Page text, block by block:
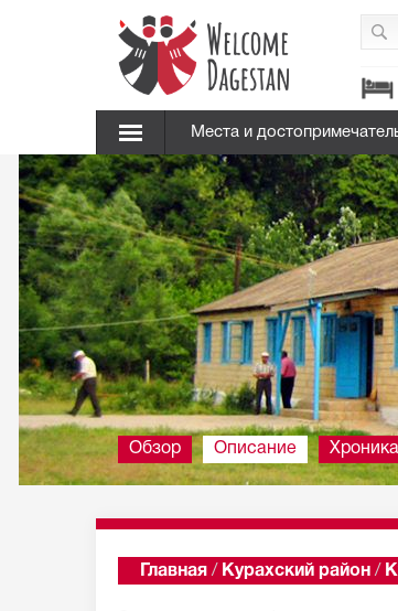
Места и
Обзор Описание Хроника
Главная / Курахский район /